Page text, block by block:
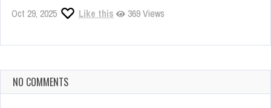
Oct 29, 2025 Like this 369 Views
NO COMMENTS